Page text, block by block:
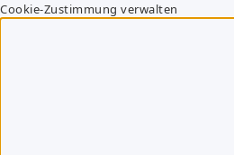
Cookie-Zustimmung verwalten